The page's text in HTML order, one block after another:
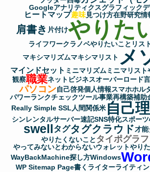
Googleアナリティクスグラフィック
ヒートマップ趣味見つけ方在野研究情
肩書き 片付けやりた
ライフワークラノベやりたいことリス
マキシマリズムマキシマリスト メ
マインドセット ミニマリズム ミニマリスト
観察職業ネットビジネスオーバーロード
パソコン自己啓発個人情報スマホホル
パワーランクチェックツール事業再構築補助
Really Simple SSL 人間関係米 自己
シンレンタルサーバー速記SNS特化スポーツ
swellタグタグクラウド才能
やりたくないこと タイポグラフ
やってみないとわからないウォレットやり
WayBackMachine探し方Windows
WP Sitemap Page書く ライターライティ